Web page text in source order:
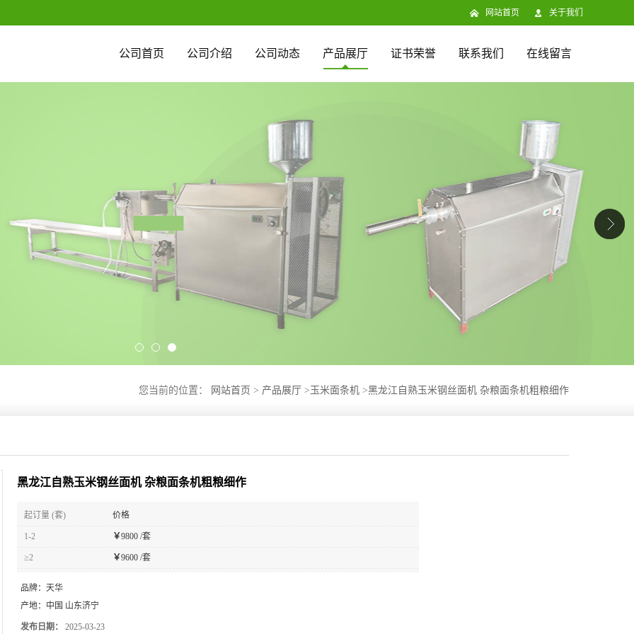
网站首页 关于我们
公司首页 公司介绍 公司动态 产品展厅 证书荣誉 联系我们 在线留言
您当前的位置： 网站首页 > 产品展厅 > 玉米面条机 >黑龙江自熟玉米钢丝面机 杂粮面条机粗粮细作
黑龙江自熟玉米钢丝面机 杂粮面条机粗粮细作
起订量 (套) 价格
1-2 ￥9800 /套
≥2 ￥9600 /套
品牌： 天华
产地： 中国 山东济宁
发布日期： 2025-03-23